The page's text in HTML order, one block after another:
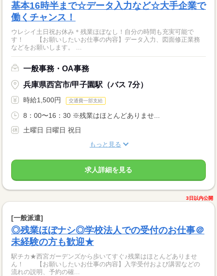
基本16時半まで☆データ入力など☆大手企業で
働くチャンス！
ウレシイ土日祝お休み＊残業ほぼなし！自分の時間も充実可能で
す！ 【お願いしたいお仕事の内容】データ入力、図面修正業務
などをお願いします。 ...
一般事務・OA事務
兵庫県西宮市/甲子園駅（バス 7分）
時給1,500円 交通費一部支給
8：00〜16：30 ※残業はほとんどありませ...
土曜日 日曜日 祝日
もっと見る
求人詳細を見る
3日以内公開
[一般派遣]
◎残業ほぼナシ◎学校法人での受付のお仕事＠
未経験の方も歓迎★
駅チカ★西宮ガーデンズから歩いてすぐ♪残業はほとんどありませ
ん！ 【お願いしたいお仕事の内容】入学受付および講習などの
流れの説明、予約の確...